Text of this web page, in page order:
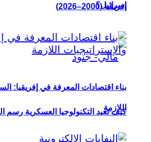
إسرائيل؟
كيف تعيد التكنولوجيا العسكرية رسم
إفريقيا (2000–2026)
بناء اقتصادات المعرفة في إفريقيا:
اللازمة